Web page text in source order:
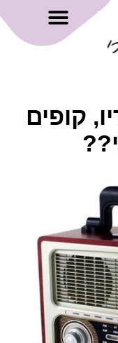
קופים